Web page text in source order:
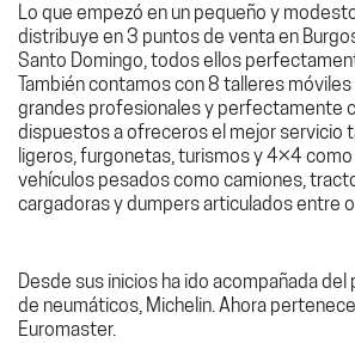
Lo que empezó en un pequeño y
distribuye en 3 puntos de venta en
Santo Domingo, todos ellos
También contamos con 8 talleres
grandes profesionales y perfectamente
dispuestos a ofreceros el mejor servicio
ligeros, furgonetas, turismos y 4×4
vehículos pesados como camiones,
cargadoras y dumpers articulados entre
Desde sus inicios ha ido acompañada
de neumáticos, Michelin. Ahora
Euromaster.